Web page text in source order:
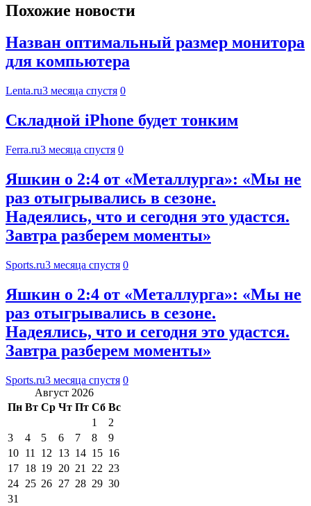
Похожие новости
Назван оптимальный размер монитора
для компьютера
Lenta.ru3 месяца спустя 0
Складной iPhone будет тонким
Ferra.ru3 месяца спустя 0
Яшкин о 2:4 от «Металлурга»: «Мы не
раз отыгрывались в сезоне.
Надеялись, что и сегодня это удастся.
Завтра разберем моменты»
Sports.ru3 месяца спустя 0
Яшкин о 2:4 от «Металлурга»: «Мы не
раз отыгрывались в сезоне.
Надеялись, что и сегодня это удастся.
Завтра разберем моменты»
Sports.ru3 месяца спустя 0
Август 2026
Пн Вт Ср Чт Пт Сб Вс
1
2
3
4 5 6 7 8
9
10 11 12 13 14 15 16
17 18 19 20 21 22 23
24 25 26 27 28 29 30
31